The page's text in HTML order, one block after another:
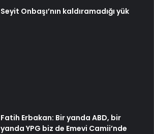
Seyit Onbaşı’nın kaldıramadığı yük
Fatih Erbakan: Bir yanda ABD, bir
yanda YPG biz de Emevi Camii’nde